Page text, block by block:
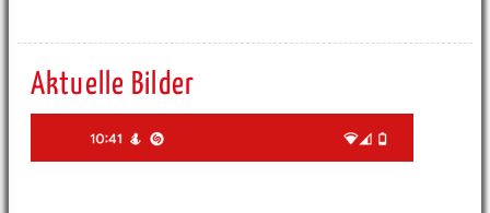
Aktuelle Bilder